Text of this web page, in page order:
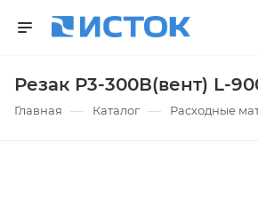
Резак Р3-300В(вент) L-
Главная — Каталог — Расходные